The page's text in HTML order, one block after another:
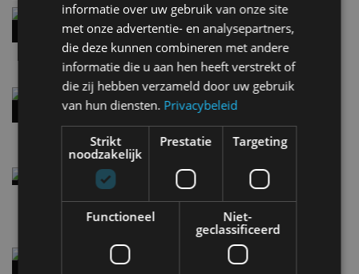
Hennessey Blackbird krijgt atmosferische V8 en
handbak: soms is eenvoud leuker
5 aug
Audi A2 e-Tron mikt op verbruik van 12,8 kWh
per 100 kilometer
4 aug
Elektrische Geely E2 (tijdelijk) net zo goedkoop
als een Renault Twingo
4 aug
Vernieuwde Hyundai Ioniq 6 rijdt tot 680
kilometer en wordt goedkoper
informatie over uw gebruik van onze site
met onze advertentie- en analysepartners,
die deze kunnen combineren met andere
informatie die u aan hen heeft verstrekt of
die zij hebben verzameld door uw gebruik
van hun diensten. Privacybeleid
Strikt
noodzakelijk
Prestatie Targeting
Functioneel
Niet-
geclassificeerd